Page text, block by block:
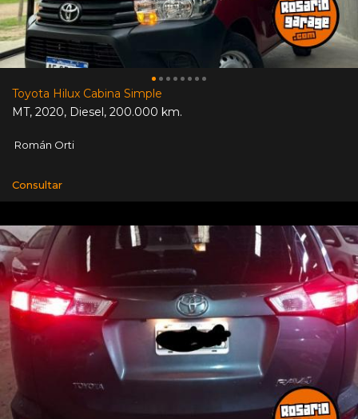
Toyota Hilux Cabina Simple
MT, 2020, Diesel, 200.000 km.
Román Orti
Consultar